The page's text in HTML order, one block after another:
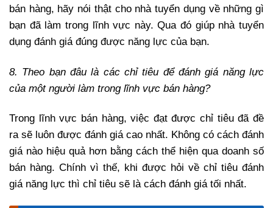
bán hàng, hãy nói thật cho nhà tuyển dụng về những gì
bạn đã làm trong lĩnh vực này. Qua đó giúp nhà tuyển
dụng đánh giá đúng được năng lực của bạn.
8. Theo bạn đâu là các chỉ tiêu để đánh giá năng lực
của một người làm trong lĩnh vực bán hàng?
Trong lĩnh vực bán hàng, việc đạt được chỉ tiêu đã đề
ra sẽ luôn được đánh giá cao nhất. Không có cách đánh
giá nào hiệu quả hơn bằng cách thể hiện qua doanh số
bán hàng. Chính vì thế, khi được hỏi về chỉ tiêu đánh
giá năng lực thì chỉ tiêu sẽ là cách đánh giá tối nhất.